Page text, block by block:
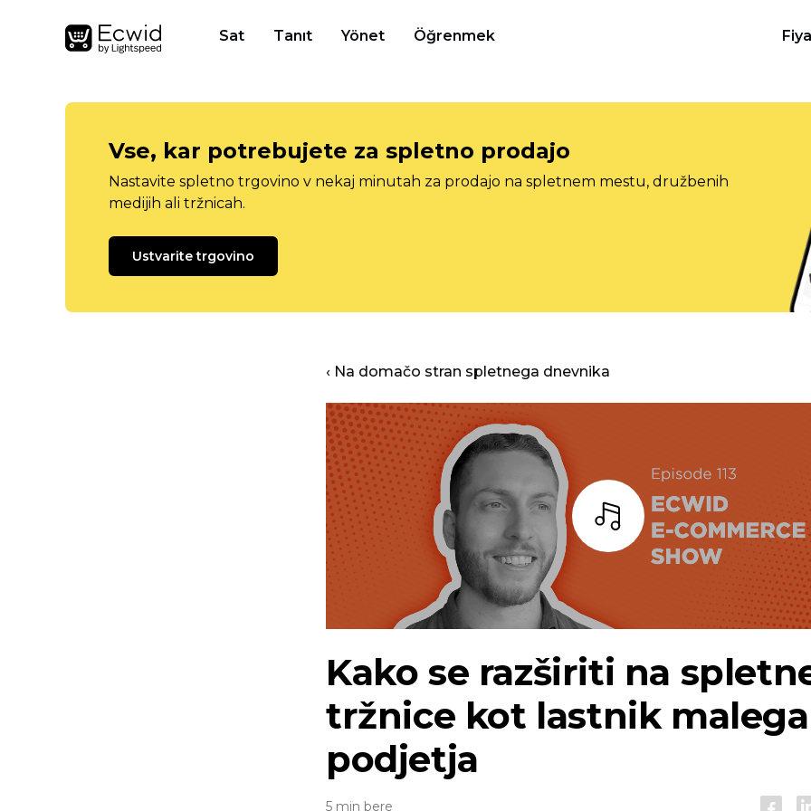
Sat Tanıt Yönet Öğrenmek
Vse, kar potrebujete za spletno prodajo
Nastavite spletno trgovino v nekaj minutah za prodajo na spletnem mestu, družbenih
medijih ali tržnicah.
Ustvarite trgovino
‹ Na domačo stran spletnega dnevnika
Kako se razširiti na
tržnice kot lastnik malega
podjetja
5 min bere